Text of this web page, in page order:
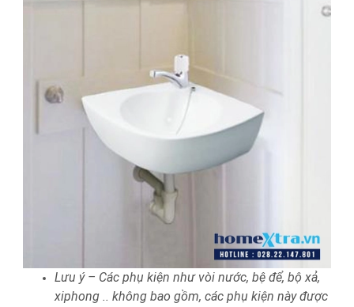
Lưu ý – Các phụ kiện như vòi nước, bệ để, bộ xả,
xiphong .. không bao gồm, các phụ kiện này được